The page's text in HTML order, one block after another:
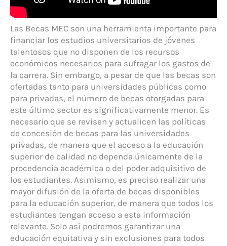
Las Becas MEC son una herramienta importante para
financiar los estudios universitarios de jóvenes
talentosos que no disponen de los recursos
económicos necesarios para sufragar los gastos de
la carrera. Sin embargo, a pesar de que las becas son
ofertadas tanto para universidades públicas como
para privadas, el número de becas otorgadas para
este último sector es significativamente menor. Es
necesario que se revisen y actualicen las políticas
de concesión de becas para las universidades
privadas, de manera que el acceso a la educación
superior de calidad no dependa únicamente de la
procedencia académica o del poder adquisitivo de
los estudiantes. Asimismo, es preciso realizar una
mayor difusión de la oferta de becas disponibles
para la educación superior, de manera que todos los
estudiantes tengan acceso a esta información
relevante. Solo así podremos garantizar una
educación equitativa y sin exclusiones para todos